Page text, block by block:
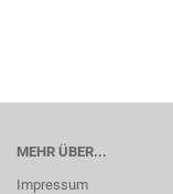
MEHR ÜBER...
Impressum